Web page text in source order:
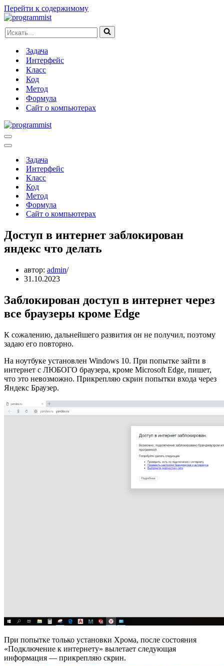
Перейти к содержимому
Искать...
Задача
Интерфейс
Класс
Код
Метод
Формула
Сайт о компьютерах
Меню
навигации
Меню
навигацииЗадача
Интерфейс
Класс
Код
Метод
Формула
Сайт о компьютерах
Доступ в интернет заблокирован
яндекс что делать
автор: admin
31.10.2023
Заблокирован доступ в интернет через
все браузеры кроме Edge
К сожалению, дальнейшего развития он не получил, поэтому
задаю его повторно.
На ноутбуке установлен Windows 10. При попытке зайти в
интернет с ЛЮБОГО браузера, кроме Microsoft Edge, пишет,
что это невозможно. Прикрепляю скрин попытки входа через
Яндекс Браузер.
При попытке только установки Хрома, после состояния
«Подключение к интернету» вылетает следующая
информация — прикрепляю скрин.